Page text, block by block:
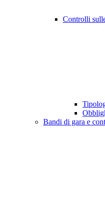
Controlli
Bandi di gara e